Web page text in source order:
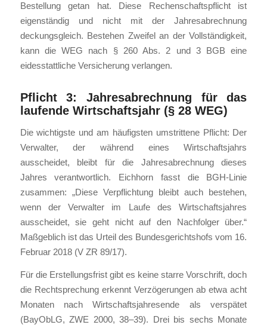
Bestellung getan hat. Diese Rechenschaftspflicht ist
eigenständig und nicht mit der Jahresabrechnung
deckungsgleich. Bestehen Zweifel an der Vollständigkeit,
kann die WEG nach § 260 Abs. 2 und 3 BGB eine
eidesstattliche Versicherung verlangen.
Pflicht 3: Jahresabrechnung für das
laufende Wirtschaftsjahr (§ 28 WEG)
Die wichtigste und am häufigsten umstrittene Pflicht: Der
Verwalter, der während eines Wirtschaftsjahrs
ausscheidet, bleibt für die Jahresabrechnung dieses
Jahres verantwortlich. Eichhorn fasst die BGH-Linie
zusammen: „Diese Verpflichtung bleibt auch bestehen,
wenn der Verwalter im Laufe des Wirtschaftsjahres
ausscheidet, sie geht nicht auf den Nachfolger über.“
Maßgeblich ist das Urteil des Bundesgerichtshofs vom 16.
Februar 2018 (V ZR 89/17).
Für die Erstellungsfrist gibt es keine starre Vorschrift, doch
die Rechtsprechung erkennt Verzögerungen ab etwa acht
Monaten nach Wirtschaftsjahresende als verspätet
(BayObLG, ZWE 2000, 38–39). Drei bis sechs Monate